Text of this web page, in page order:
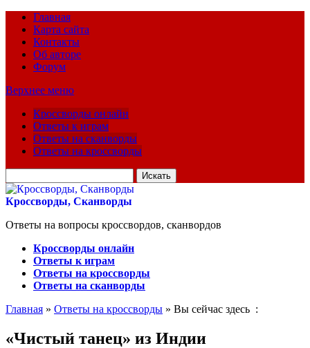
Главная
Карта сайта
Контакты
Об авторе
Форум
Верхнее меню
Кроссворды онлайн
Ответы к играм
Ответы на сканворды
Ответы на кроссворды
для:
Кроссворды, Сканворды
Ответы на вопросы кроссвордов, сканвордов
Кроссворды онлайн
Ответы к играм
Ответы на кроссворды
Ответы на сканворды
Главная » Ответы на кроссворды » Вы сейчас здесь :
«Чистый танец» из Индии